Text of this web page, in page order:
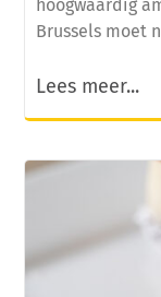
hoogwaardig
Brussels moet
Lees meer...